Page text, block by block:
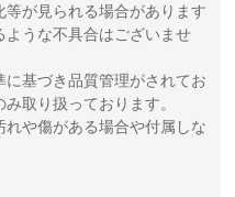
が見られる場合があります
ような不具合はございませ
基づき品質管理がされてお
取り扱っております。
や傷がある場合や付属しな